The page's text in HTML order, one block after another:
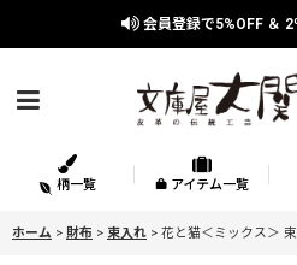
会員登録で5%OFF ＆ 2
柄一覧 アイテム一覧
ホーム > 財布 > 束入れ > 花と猫＜ミックス＞ 束